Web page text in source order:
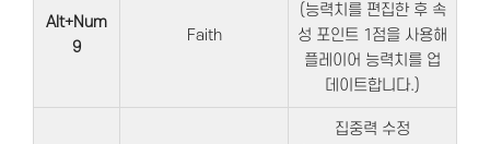
Alt+Num
9
Faith
(능력치를 편집한 후 속
성 포인트 1점을 사용해
플레이어 능력치를 업
데이트합니다.)
집중력 수정